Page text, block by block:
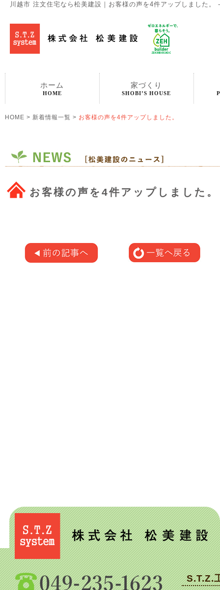
川越市 注文住宅なら松美建設｜お客様の声を4件アップしました
ホーム
HOME
家づくり
SHOBI’S HOUSE
HOME > 新着情報一覧 > お客様の声を4件アップしました。
お客様の声を4件アップしました。
S.T.Z.